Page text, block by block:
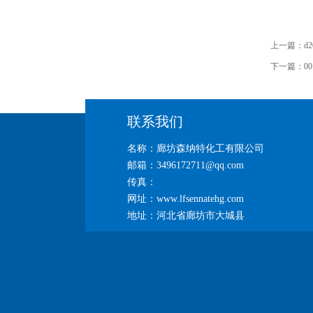
上一篇：
下一篇：
联系我们
名称：廊坊森纳特化工有限公司
邮箱：3496172711@qq.com
传真：
网址：www.lfsennatehg.com
地址：河北省廊坊市大城县